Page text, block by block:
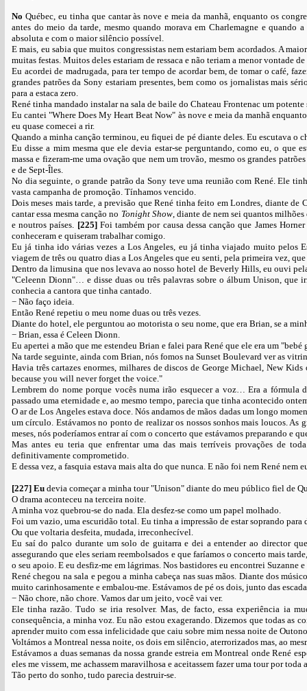
No Québec, eu tinha que cantar às nove e meia da manhã, enquanto os
antes do meio da tarde, mesmo quando morava em Charlemagne e quando
absoluta e com o maior silêncio possível.
E mais, eu sabia que muitos congressistas nem estariam bem acordados. A
muitas festas. Muitos deles estariam de ressaca e não teriam a menor vontade
Eu acordei de madrugada, para ter tempo de acordar bem, de tomar o café,
grandes patrões da Sony estariam presentes, bem como os jornalistas mais
para a estaca zero.
René tinha mandado instalar na sala de baile do Chateau Frontenac um
Eu cantei "Where Does My Heart Beat Now" às nove e meia da manhã
eu quase comecei a rir.
Quando a minha canção terminou, eu fiquei de pé diante deles. Eu escutava o
Eu disse a mim mesma que ele devia estar-se perguntando, como eu, o que
massa e fizeram-me uma ovação que nem um trovão, mesmo os grandes
e de Sept-Îles.
No dia seguinte, o grande patrão da Sony teve uma reunião com René. Ele
vasta campanha de promoção. Tínhamos vencido.
Dois meses mais tarde, a previsão que René tinha feito em Londres, diante
cantar essa mesma canção no Tonight Show, diante de nem sei quantos
e noutros países. [225] Foi também por causa dessa canção que James
conheceram e quiseram trabalhar comigo.
Eu já tinha ido várias vezes a Los Angeles, eu já tinha viajado muito pelos
viagem de três ou quatro dias a Los Angeles que eu senti, pela primeira vez,
Dentro da limusina que nos levava ao nosso hotel de Beverly Hills, eu ouvi
"Celeenn Dionn"… e disse duas ou três palavras sobre o álbum Unison, que
conhecia a cantora que tinha cantado.
− Não faço ideia.
Então René repetiu o meu nome duas ou três vezes.
Diante do hotel, ele perguntou ao motorista o seu nome, que era Brian, se a
− Brian, essa é Celeen Dionn.
Eu apertei a mão que me estendeu Brian e falei para René que ele era um
Na tarde seguinte, ainda com Brian, nós fomos na Sunset Boulevard ver as
Havia três cartazes enormes, milhares de discos de George Michael, New
because you will never forget the voice."
Lembrem do nome porque vocês numa irão esquecer a voz… Era a fórmula
passado uma eternidade e, ao mesmo tempo, parecia que tinha acontecido
O ar de Los Angeles estava doce. Nós andamos de mãos dadas um longo
um círculo. Estávamos no ponto de realizar os nossos sonhos mais loucos. As
meses, nós poderíamos entrar aí com o concerto que estávamos preparando e
Mas antes eu teria que enfrentar uma das mais terríveis provações de
definitivamente comprometido.
E dessa vez, a fasquia estava mais alta do que nunca. E não foi nem René nem
[227] Eu devia começar a minha tour "Unison" diante do meu público fiel de
O drama aconteceu na terceira noite.
A minha voz quebrou-se do nada. Ela desfez-se como um papel molhado.
Foi um vazio, uma escuridão total. Eu tinha a impressão de estar soprando
Ou que voltaria desfeita, mudada, irreconhecível.
Eu saí do palco durante um solo de guitarra e dei a entender ao director
assegurando que eles seriam reembolsados e que faríamos o concerto mais
o seu apoio. E eu desfiz-me em lágrimas. Nos bastidores eu encontrei
René chegou na sala e pegou a minha cabeça nas suas mãos. Diante dos
muito carinhosamente e embalou-me. Estávamos de pé os dois, junto das
− Não chore, não chore. Vamos dar um jeito, você vai ver.
Ele tinha razão. Tudo se iria resolver. Mas, de facto, essa experiência ia
consequência, a minha voz. Eu não estou exagerando. Dizemos que todas as
aprender muito com essa infelicidade que caiu sobre mim nessa noite de
Voltámos a Montreal nessa noite, os dois em silêncio, aterrorizados mas, ao
Estávamos a duas semanas da nossa grande estreia em Montreal onde René
eles me vissem, me achassem maravilhosa e aceitassem fazer uma tour por
Tão perto do sonho, tudo parecia destruir-se.